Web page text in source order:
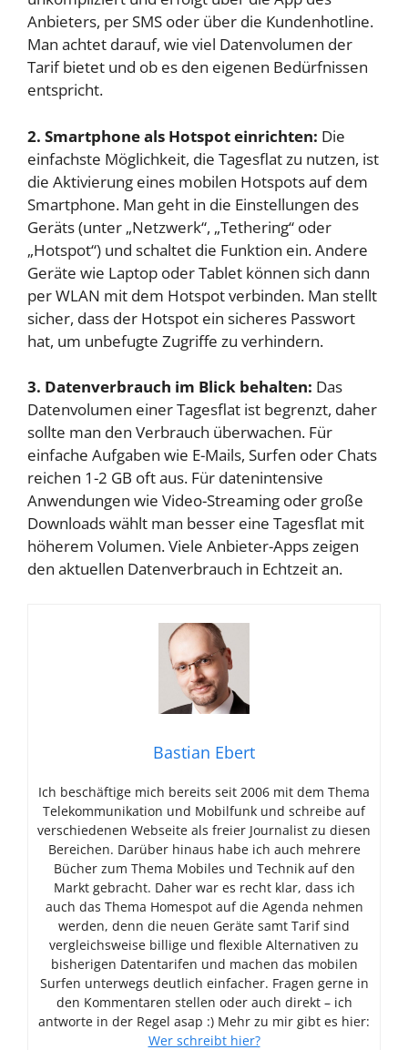
Anbieters, per SMS oder über die Kundenhotline.
Man achtet darauf, wie viel Datenvolumen der
Tarif bietet und ob es den eigenen Bedürfnissen
entspricht.
2. Smartphone als Hotspot einrichten: Die
einfachste Möglichkeit, die Tagesflat zu nutzen, ist
die Aktivierung eines mobilen Hotspots auf dem
Smartphone. Man geht in die Einstellungen des
Geräts (unter „Netzwerk“, „Tethering“ oder
„Hotspot“) und schaltet die Funktion ein. Andere
Geräte wie Laptop oder Tablet können sich dann
per WLAN mit dem Hotspot verbinden. Man stellt
sicher, dass der Hotspot ein sicheres Passwort
hat, um unbefugte Zugriffe zu verhindern.
3. Datenverbrauch im Blick behalten: Das
Datenvolumen einer Tagesflat ist begrenzt, daher
sollte man den Verbrauch überwachen. Für
einfache Aufgaben wie E-Mails, Surfen oder Chats
reichen 1-2 GB oft aus. Für datenintensive
Anwendungen wie Video-Streaming oder große
Downloads wählt man besser eine Tagesflat mit
höherem Volumen. Viele Anbieter-Apps zeigen
den aktuellen Datenverbrauch in Echtzeit an.
Bastian Ebert
Ich beschäftige mich bereits seit 2006 mit dem Thema
Telekommunikation und Mobilfunk und schreibe auf
verschiedenen Webseite als freier Journalist zu diesen
Bereichen. Darüber hinaus habe ich auch mehrere
Bücher zum Thema Mobiles und Technik auf den
Markt gebracht. Daher war es recht klar, dass ich
auch das Thema Homespot auf die Agenda nehmen
werden, denn die neuen Geräte samt Tarif sind
vergleichsweise billige und flexible Alternativen zu
bisherigen Datentarifen und machen das mobilen
Surfen unterwegs deutlich einfacher. Fragen gerne in
den Kommentaren stellen oder auch direkt – ich
antworte in der Regel asap :) Mehr zu mir gibt es hier:
Wer schreibt hier?